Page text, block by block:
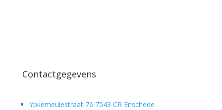
Contactgegevens
Ypkemeulestraat 76 7543 CR Enschede